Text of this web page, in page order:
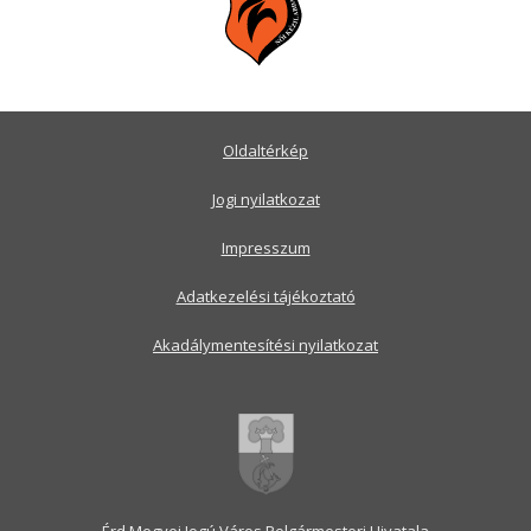
Oldaltérkép
Jogi nyilatkozat
Impresszum
Adatkezelési tájékoztató
Akadálymentesítési nyilatkozat